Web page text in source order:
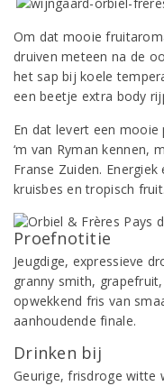
Om dat mooie
druiven meteen na de
het sap bij koele
een beetje extra body
En dat levert een mooie
‘m van Ryman kennen,
Franse Zuiden.
kruisbes en tropisch
Proefnotitie
Jeugdige, expressieve
granny smith,
opwekkend fris van
aanhoudende finale.
Drinken bij
Geurige, frisdroge witte